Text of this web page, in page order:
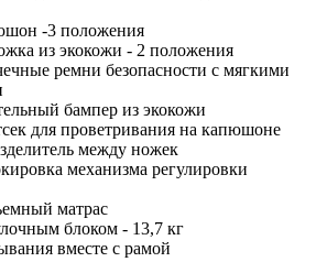
-3 положения
из экокожи - 2 положения
ремни безопасности с мягкими
бампер из экокожи
для проветривания на капюшоне
между ножек
механизма регулировки
матрас
блоком - 13,7 кг
вместе с рамой